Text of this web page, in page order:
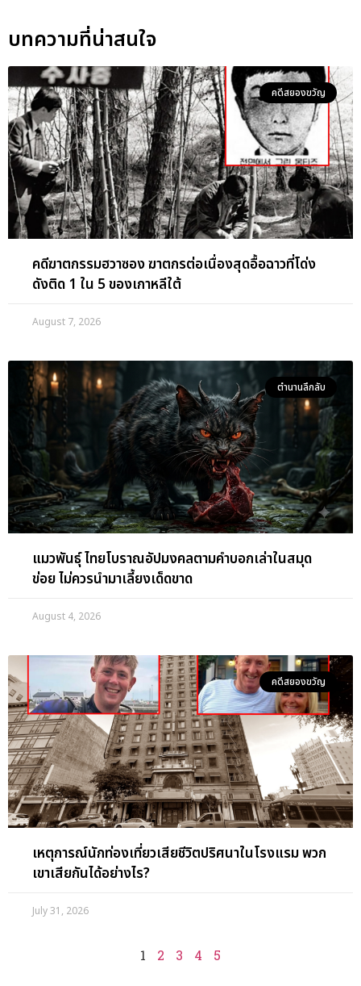
บทความที่น่าสนใจ
คดีสยองขวัญ
คดีฆาตกรรมฮวาซอง ฆาตกรต่อเนื่องสุดอื้อฉาวที่โด่ง
ดังติด 1 ใน 5 ของเกาหลีใต้
August 7, 2026
ตำนานลึกลับ
แมวพันธุ์ ไทยโบราณอัปมงคลตามคำบอกเล่าในสมุด
ข่อย ไม่ควรนำมาเลี้ยงเด็ดขาด
August 4, 2026
คดีสยองขวัญ
เหตุการณ์นักท่องเที่ยวเสียชีวิตปริศนาในโรงแรม พวก
เขาเสียกันได้อย่างไร?
July 31, 2026
1 2 3 4 5